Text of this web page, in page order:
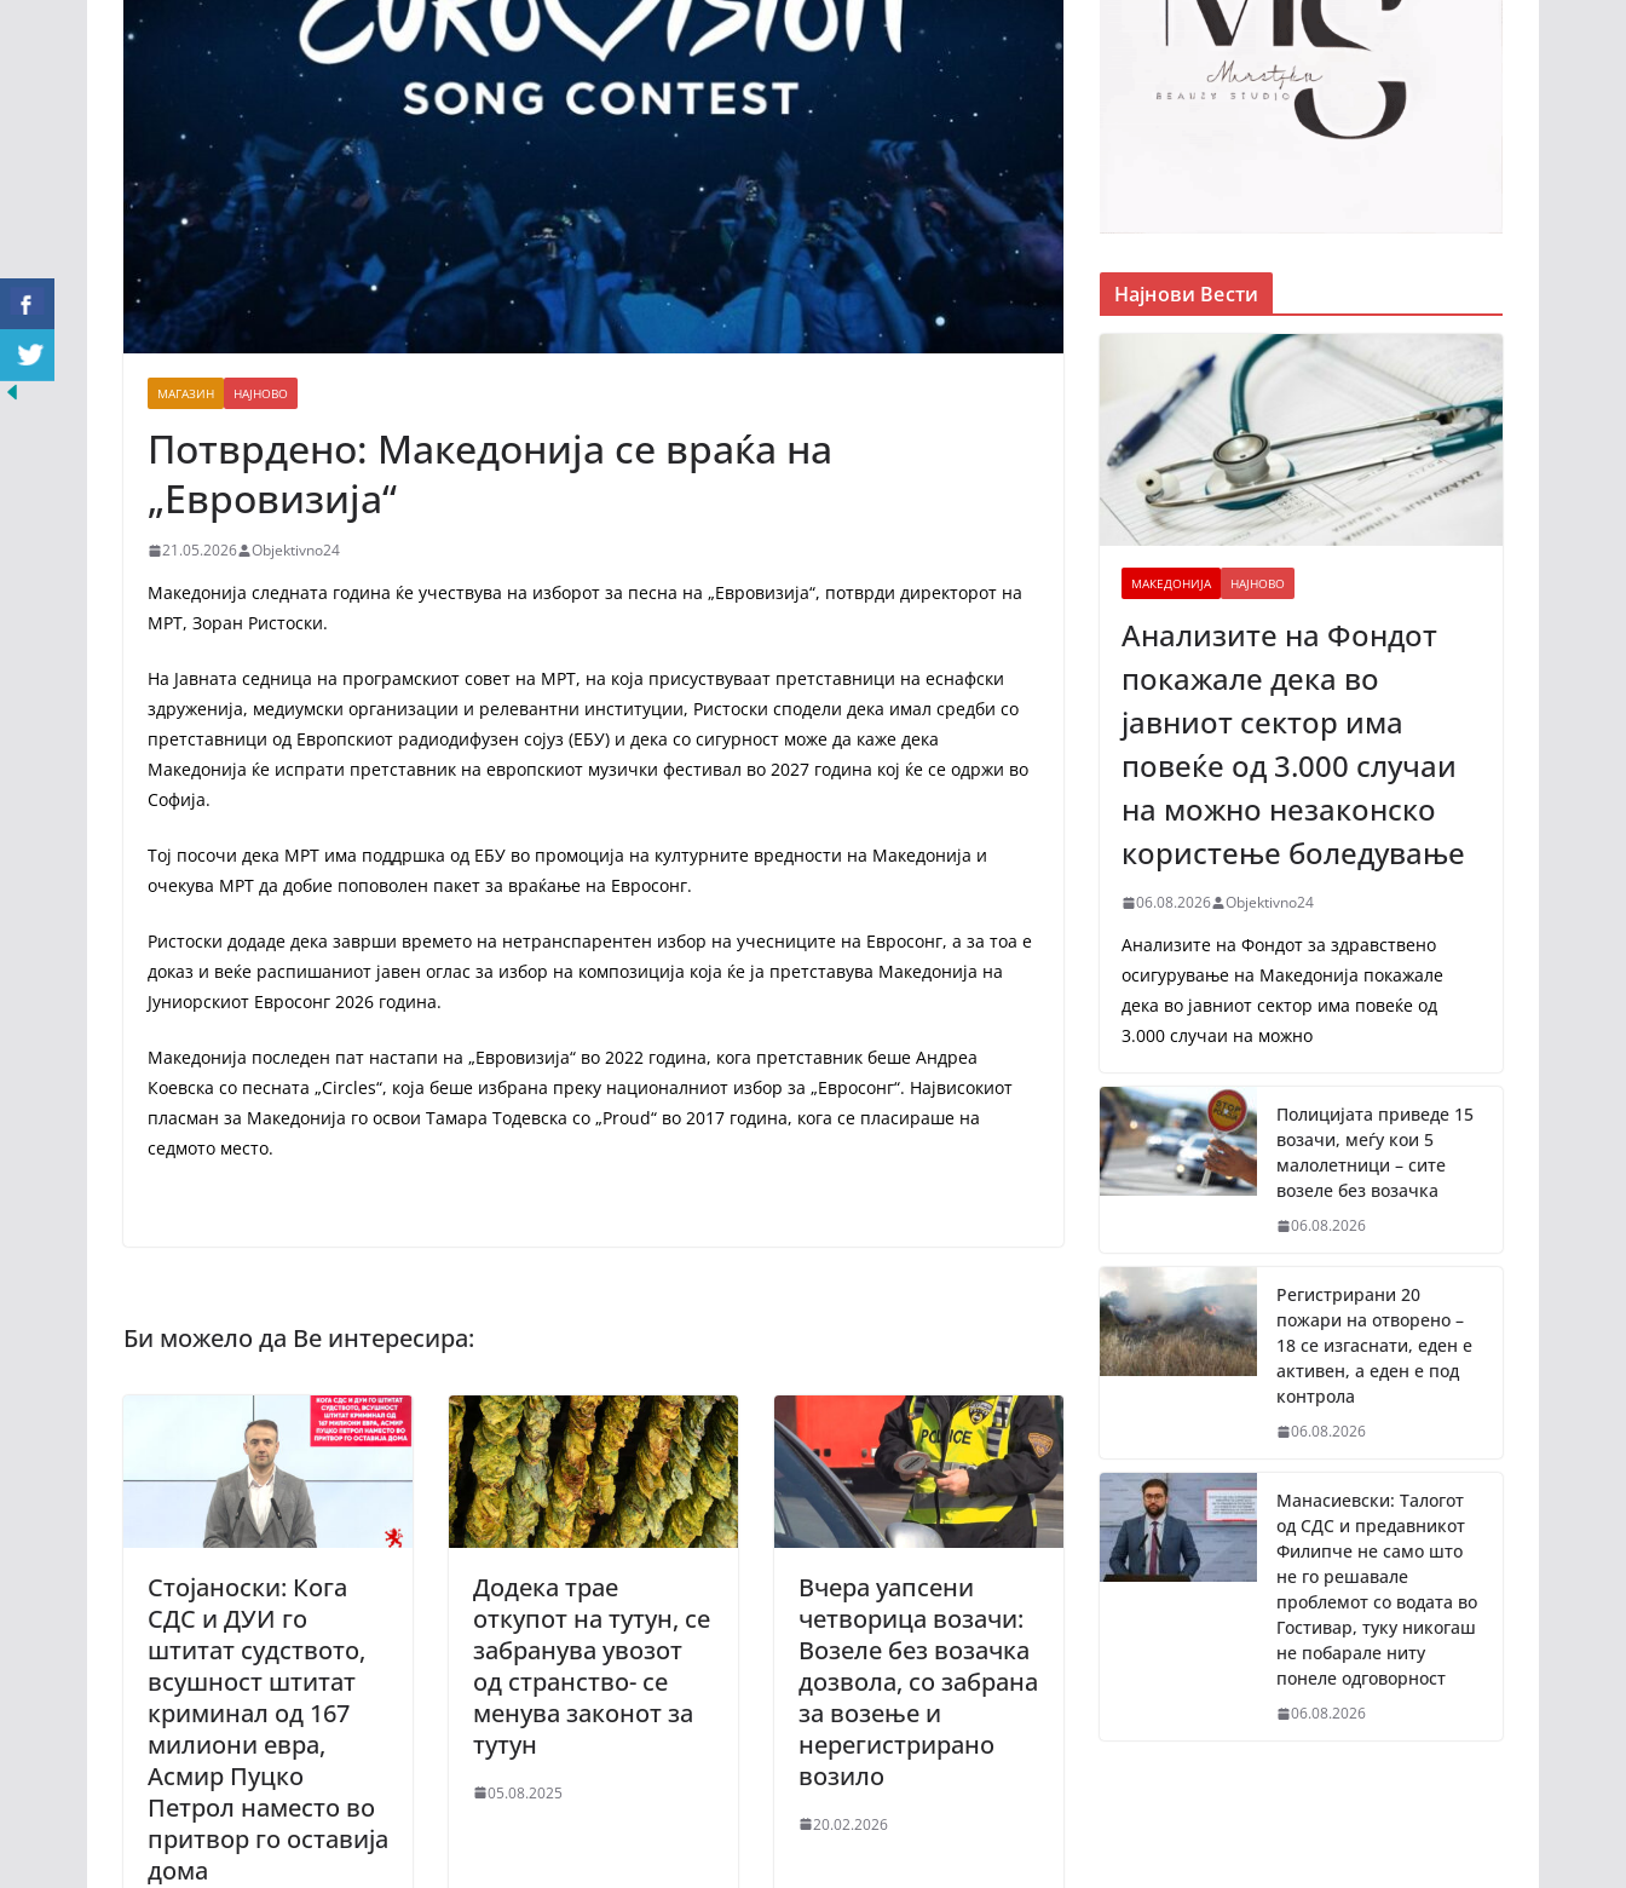
МАГАЗИН НАЈНОВО
Потврдено: Македонија се враќа на
„Евровизија“
21.05.2026 Objektivno24
Македонија следната година ќе учествува на изборот за песна на „Евровизија“, потврди директорот на
МРТ, Зоран Ристоски.
На Јавната седница на програмскиот совет на МРТ, на која присуствуваат претставници на еснафски
здруженија, медиумски организации и релевантни институции, Ристоски сподели дека имал средби со
претставници од Европскиот радиодифузен сојуз (ЕБУ) и дека со сигурност може да каже дека
Македонија ќе испрати претставник на европскиот музички фестивал во 2027 година кој ќе се одржи во
Софија.
Тој посочи дека МРТ има поддршка од ЕБУ во промоција на културните вредности на Македонија и
очекува МРТ да добие поповолен пакет за враќање на Евросонг.
Ристоски додаде дека заврши времето на нетранспарентен избор на учесниците на Евросонг, а за тоа е
доказ и веќе распишаниот јавен оглас за избор на композиција која ќе ја претставува Македонија на
Јуниорскиот Евросонг 2026 година.
Македонија последен пат настапи на „Евровизија“ во 2022 година, кога претставник беше Андреа
Коевска со песната „Circles“, која беше избрана преку националниот избор за „Евросонг“. Највисокиот
пласман за Македонија го освои Тамара Тодевска со „Proud“ во 2017 година, кога се пласираше на
седмото место.
Стојаноски: Кога
СДС и ДУИ го
штитат судството,
всушност штитат
криминал од 167
милиони евра,
Асмир Пуцко
Петрол наместо во
притвор го оставија
дома
Додека трае
откупот на тутун, се
забранува увозот
од странство- се
менува законот за
тутун
05.08.2025
Вчера уапсени
четворица возачи:
Возеле без возачка
дозвола, со забрана
за возење и
нерегистрирано
возило
20.02.2026
Најнови Вести
МАКЕДОНИЈА НАЈНОВО
Анализите на Фондот
покажале дека во
јавниот сектор има
повеќе од 3.000 случаи
на можно незаконско
користење боледување
06.08.2026 Objektivno24
Анализите на Фондот за здравствено
осигурување на Македонија покажале
дека во јавниот сектор има повеќе од
3.000 случаи на можно
Полицијата приведе 15
возачи, меѓу кои 5
малолетници – сите
возеле без возачка
06.08.2026
Регистрирани 20
пожари на отворено –
18 се изгаснати, еден е
активен, а еден е под
контрола
06.08.2026
Манасиевски: Талогот
од СДС и предавникот
Филипче не само што
не го решавале
проблемот со водата во
Гостивар, туку никогаш
не побарале ниту
понеле одговорност
06.08.2026